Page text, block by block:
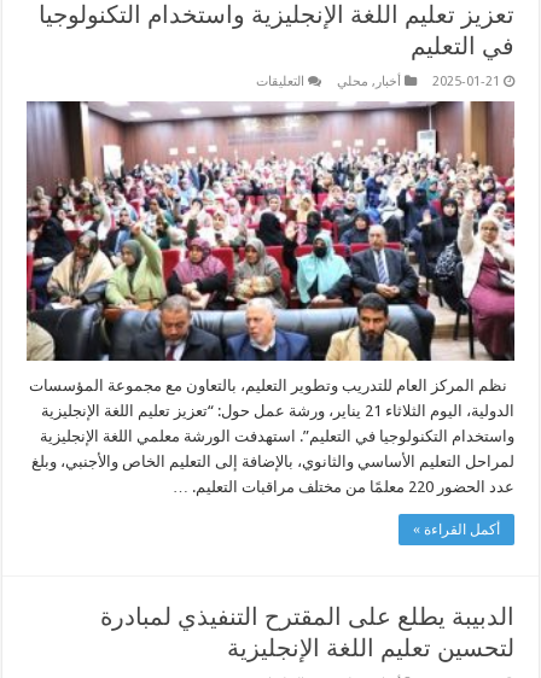
تعزيز تعليم اللغة الإنجليزية واستخدام التكنولوجيا
في التعليم
2025-01-21 أخبار , محلي التعليقات
تعليم
اللغة
الإنجليزية
واستخدام
التكنولوجيا
في
التعليم
مغلقة
نظم المركز العام للتدريب وتطوير التعليم، بالتعاون مع مجموعة المؤسسات
الدولية، اليوم الثلاثاء 21 يناير، ورشة عمل حول: “تعزيز تعليم اللغة الإنجليزية
واستخدام التكنولوجيا في التعليم”. استهدفت الورشة معلمي اللغة الإنجليزية
لمراحل التعليم الأساسي والثانوي، بالإضافة إلى التعليم الخاص والأجنبي، وبلغ
عدد الحضور 220 معلمًا من مختلف مراقبات التعليم. …
أكمل القراءة »
الدبيبة يطلع على المقترح التنفيذي لمبادرة
لتحسين تعليم اللغة الإنجليزية